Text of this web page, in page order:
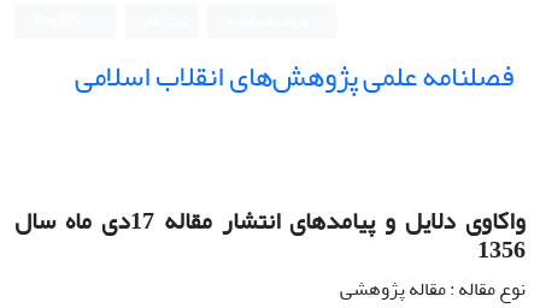
فصلنامه علمی پژوهش‌های انقلاب اسلامی
واکاوی دلایل و پیامدهای انتشار مقاله 17دی ماه سال
1356
نوع مقاله : مقاله پژوهشی